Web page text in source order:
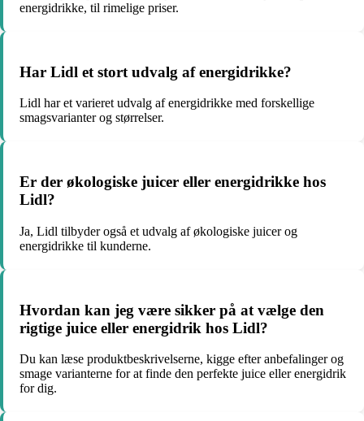
energidrikke, til rimelige priser.
Har Lidl et stort udvalg af energidrikke?
Lidl har et varieret udvalg af energidrikke med forskellige
smagsvarianter og størrelser.
Er der økologiske juicer eller energidrikke hos
Lidl?
Ja, Lidl tilbyder også et udvalg af økologiske juicer og
energidrikke til kunderne.
Hvordan kan jeg være sikker på at vælge den
rigtige juice eller energidrik hos Lidl?
Du kan læse produktbeskrivelserne, kigge efter anbefalinger og
smage varianterne for at finde den perfekte juice eller energidrik
for dig.